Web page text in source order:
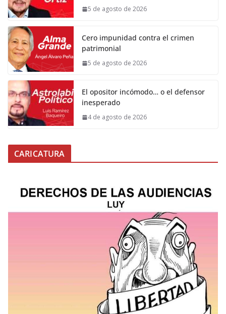
5 de agosto de 2026
Cero impunidad contra el crimen
patrimonial
5 de agosto de 2026
El opositor incómodo… o el defensor
inesperado
4 de agosto de 2026
CARICATURA